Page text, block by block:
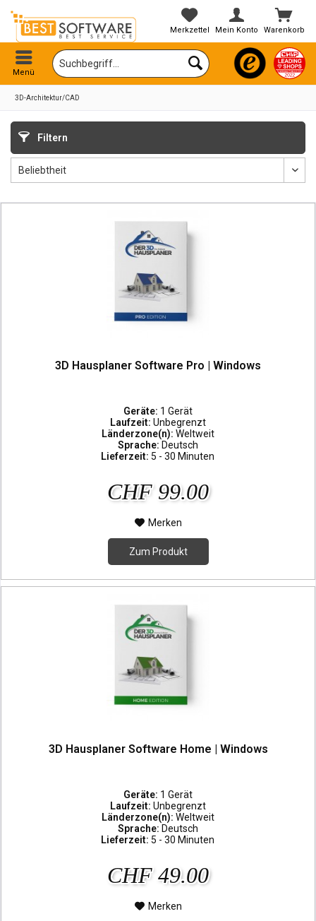
Warenkorb
Merkzettel Mein Konto
Menü
3D-Architektur/CAD
Filtern
3D Hausplaner Software Pro | Windows
Geräte: 1 Gerät
Laufzeit: Unbegrenzt
Länderzone(n): Weltweit
Sprache: Deutsch
Lieferzeit: 5 - 30 Minuten
CHF 99.00
Merken
Zum Produkt
3D Hausplaner Software Home | Windows
Geräte: 1 Gerät
Laufzeit: Unbegrenzt
Länderzone(n): Weltweit
Sprache: Deutsch
Lieferzeit: 5 - 30 Minuten
CHF 49.00
Merken